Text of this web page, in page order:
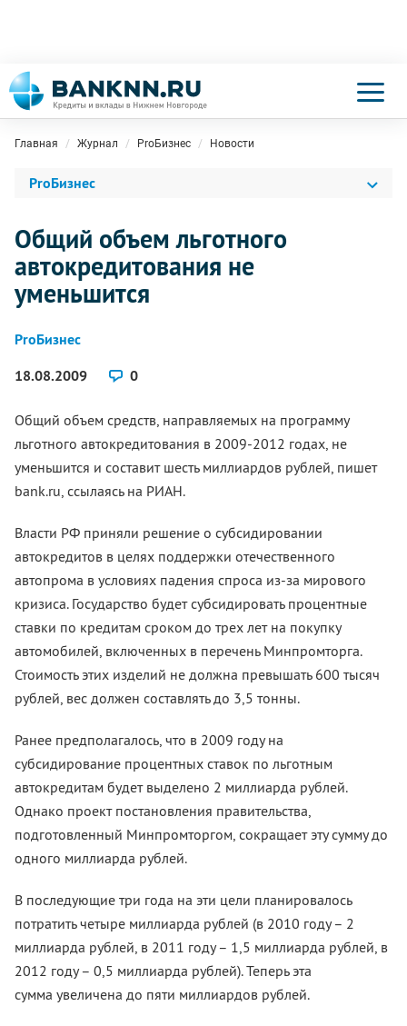
Главная Журнал ProБизнес Новости
ProБизнес
Общий объем льготного
автокредитования не
уменьшится
ProБизнес
18.08.2009
0
Общий объем средств, направляемых на программу
льготного автокредитования в 2009-2012 годах, не
уменьшится и составит шесть миллиардов рублей, пишет
bank.ru, ссылаясь на РИАН.
Власти РФ приняли решение о субсидировании
автокредитов в целях поддержки отечественного
автопрома в условиях падения спроса из-за мирового
кризиса. Государство будет субсидировать процентные
ставки по кредитам сроком до трех лет на покупку
автомобилей, включенных в перечень Минпромторга.
Стоимость этих изделий не должна превышать 600 тысяч
рублей, вес должен составлять до 3,5 тонны.
Ранее предполагалось, что в 2009 году на
субсидирование процентных ставок по льготным
автокредитам будет выделено 2 миллиарда рублей.
Однако проект постановления правительства,
подготовленный Минпромторгом, сокращает эту сумму до
одного миллиарда рублей.
В последующие три года на эти цели планировалось
потратить четыре миллиарда рублей (в 2010 году – 2
миллиарда рублей, в 2011 году – 1,5 миллиарда рублей, в
2012 году – 0,5 миллиарда рублей). Теперь эта
сумма увеличена до пяти миллиардов рублей.